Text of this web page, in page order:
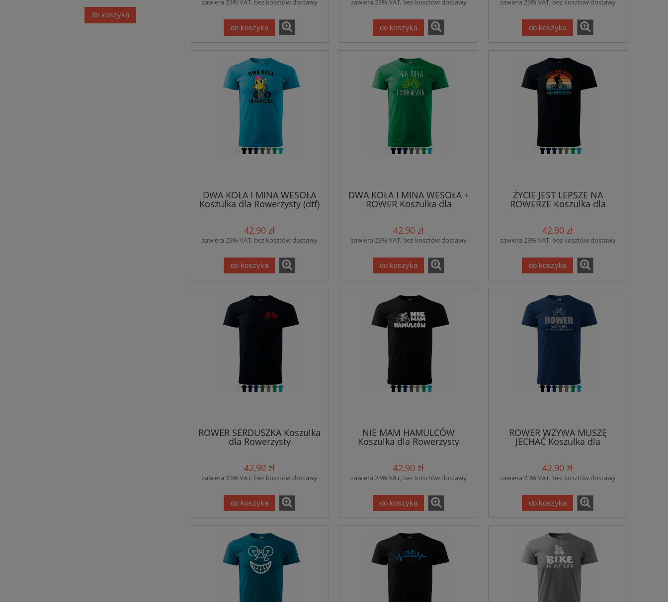
do koszyka
zawiera 23% VAT, bez kosztów dostawy
do koszyka
zawiera 23% VAT, bez kosztów dostawy
do koszyka
zawiera 23% VAT, bez kosztów dostawy
do koszyka
DWA KOŁA I MINA WESOŁA
Koszulka dla Rowerzysty (dtf)
42,90 zł
zawiera 23% VAT, bez kosztów dostawy
do koszyka
DWA KOŁA I MINA WESOŁA +
ROWER Koszulka dla
42,90 zł
zawiera 23% VAT, bez kosztów dostawy
do koszyka
ŻYCIE JEST LEPSZE NA
ROWERZE Koszulka dla
42,90 zł
zawiera 23% VAT, bez kosztów dostawy
do koszyka
ROWER SERDUSZKA Koszulka
dla Rowerzysty
42,90 zł
zawiera 23% VAT, bez kosztów dostawy
do koszyka
NIE MAM HAMULCÓW
Koszulka dla Rowerzysty
42,90 zł
zawiera 23% VAT, bez kosztów dostawy
do koszyka
ROWER WZYWA MUSZĘ
JECHAĆ Koszulka dla
42,90 zł
zawiera 23% VAT, bez kosztów dostawy
do koszyka